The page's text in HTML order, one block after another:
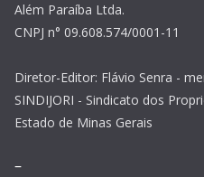
Além Paraíba Ltda.
CNPJ n° 09.608.574/0001-11
Diretor-Editor: Flávio Senra -
SINDIJORI - Sindicato dos
Estado de Minas Gerais
–